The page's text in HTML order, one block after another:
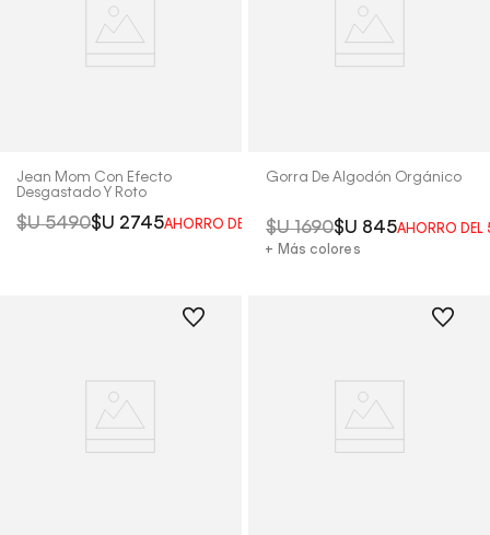
Jean Mom Con Efecto
Desgastado Y Roto
$U 5490$U 2745AHORRO DEL 50%
Gorra De Algodón Orgánico
$U 1690$U 845AHORRO DEL
+ Más colores